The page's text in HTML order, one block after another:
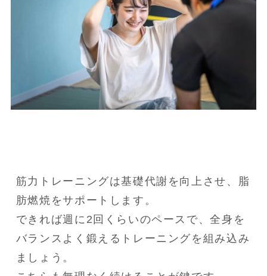
筋力トレーニングは基礎代謝を向上させ、脂
肪燃焼をサポートします。
できれば週に2回くらいのペースで、全身を
バランスよく鍛えるトレーニングを組み込み
ましょう。